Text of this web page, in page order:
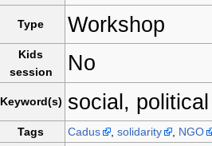
Type Workshop
Kids
session
No
Keyword(s) social, political
Tags Cadus , solidarity , NGO